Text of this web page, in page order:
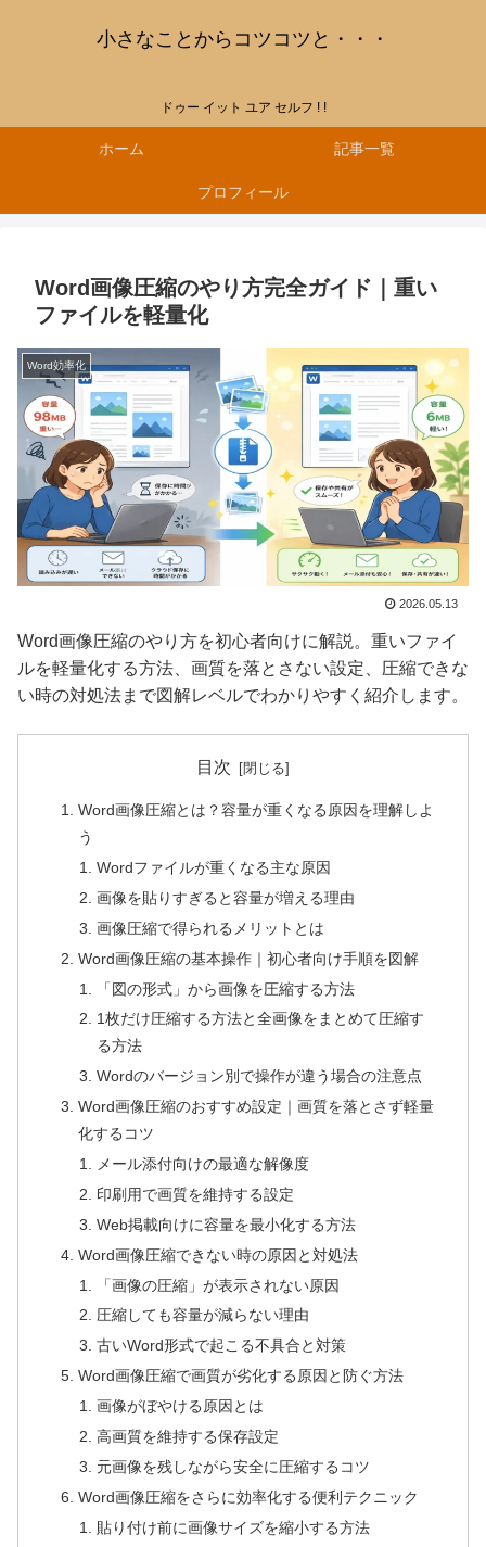
小さなことからコツコツと・・・
ドゥー イット ユア セルフ ! !
ホーム 記事一覧
プロフィール
Word画像圧縮のやり方完全ガイド｜重い
ファイルを軽量化
Word効率化
2026.05.13
Word画像圧縮のやり方を初心者向けに解説。重いファイ
ルを軽量化する方法、画質を落とさない設定、圧縮できな
い時の対処法まで図解レベルでわかりやすく紹介します。
目次
Word画像圧縮とは？容量が重くなる原因を理解しよ
う
Wordファイルが重くなる主な原因
画像を貼りすぎると容量が増える理由
画像圧縮で得られるメリットとは
Word画像圧縮の基本操作｜初心者向け手順を図解
「図の形式」から画像を圧縮する方法
1枚だけ圧縮する方法と全画像をまとめて圧縮す
る方法
Wordのバージョン別で操作が違う場合の注意点
Word画像圧縮のおすすめ設定｜画質を落とさず軽量
化するコツ
メール添付向けの最適な解像度
印刷用で画質を維持する設定
Web掲載向けに容量を最小化する方法
Word画像圧縮できない時の原因と対処法
「画像の圧縮」が表示されない原因
圧縮しても容量が減らない理由
古いWord形式で起こる不具合と対策
Word画像圧縮で画質が劣化する原因と防ぐ方法
画像がぼやける原因とは
高画質を維持する保存設定
元画像を残しながら安全に圧縮するコツ
Word画像圧縮をさらに効率化する便利テクニック
貼り付け前に画像サイズを縮小する方法